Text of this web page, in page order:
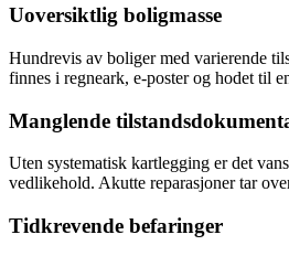
Uoversiktlig boligmasse
Hundrevis av boliger med varierende
finnes i regneark, e-poster og hodet til
Manglende
Uten systematisk kartlegging er det
vedlikehold. Akutte reparasjoner tar
Tidkrevende befaringer